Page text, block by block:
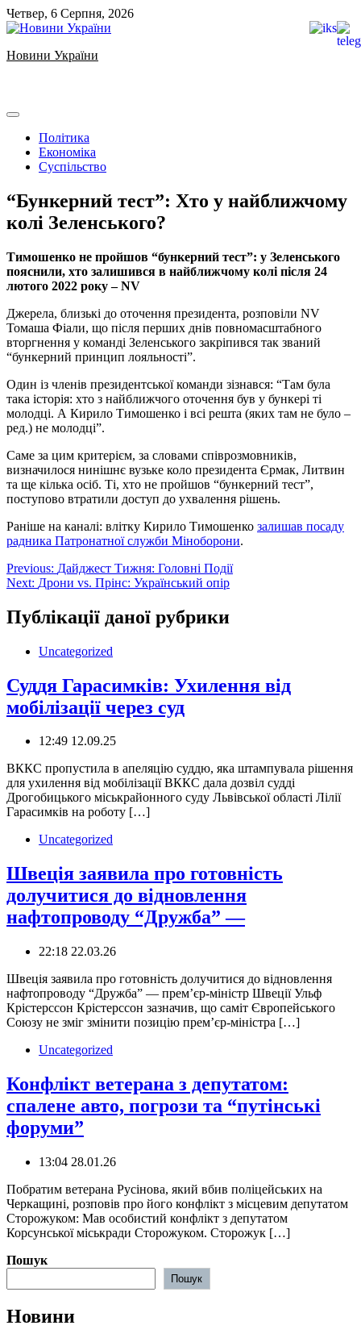
Skip
to
Четвер, 6 Серпня, 2026
Новини України
Політика
Економіка
Суспільство
“Бункерний тест”: Хто у найближчому
колі Зеленського?
Тимошенко не пройшов “бункерний тест”: у Зеленського
пояснили, хто залишився в найближчому колі після 24
лютого 2022 року – NV
Джерела, близькі до оточення президента, розповіли NV
Томаша Фіали, що після перших днів повномасштабного
вторгнення у команді Зеленського закріпився так званий
“бункерний принцип лояльності”.
Один із членів президентської команди зізнався: “Там була
така історія: хто з найближчого оточення був у бункері ті
молодці. А Кирило Тимошенко і всі решта (яких там не було –
ред.) не молодці”.
Саме за цим критерієм, за словами співрозмовників,
визначилося нинішнє вузьке коло президента Єрмак, Литвин
та ще кілька осіб. Ті, хто не пройшов “бункерний тест”,
поступово втратили доступ до ухвалення рішень.
Раніше на каналі: влітку Кирило Тимошенко залишав посаду
радника Патронатної служби Міноборони.
Навігація
записів
Previous: Дайджест Тижня: Головні Події
Next: Дрони vs. Прінс: Український опір
Публікації даної рубрики
Uncategorized
Суддя Гарасимків: Ухилення від
мобілізації через суд
12:49 12.09.25
️️ВККС пропустила в апеляцію суддю, яка штампувала рішення
для ухилення від мобілізації ВККС дала дозвіл судді
Дрогобицького міськрайонного суду Львівської області Лілії
Гарасимків на роботу […]
Uncategorized
Швеція заявила про готовність
долучитися до відновлення
нафтопроводу “Дружба” —
22:18 22.03.26
Швеція заявила про готовність долучитися до відновлення
нафтопроводу “Дружба” — прем’єр-міністр Швеції Ульф
Крістерссон Крістерссон зазначив, що саміт Європейського
Союзу не зміг змінити позицію прем’єр-міністра […]
Uncategorized
Конфлікт ветерана з депутатом:
спалене авто, погрози та “путінські
форуми”
13:04 28.01.26
Побратим ветерана Русінова, який вбив поліцейських на
Черкащині, розповів про його конфлікт з місцевим депутатом
Сторожуком: Мав особистий конфлікт з депутатом
Корсунської міськради Сторожуком. Сторожук […]
Пошук
Пошук
Новини